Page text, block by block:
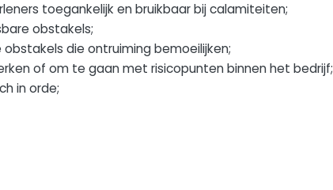
toegankelijk en bruikbaar bij calamiteiten;
obstakels;
die ontruiming bemoeilijken;
of om te gaan met risicopunten binnen het bedrijf;
in orde;